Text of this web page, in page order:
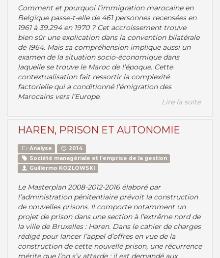
Comment et pourquoi l’immigration marocaine en
Belgique passe-t-elle de 461 personnes recensées en
1961 à 39.294 en 1970 ? Cet accroissement trouve
bien sûr une explication dans la convention bilatérale
de 1964. Mais sa compréhension implique aussi un
examen de la situation socio-économique dans
laquelle se trouve le Maroc de l’époque. Cette
contextualisation fait ressortir la complexité
factorielle qui a conditionné l’émigration des
Marocains vers l’Europe.
Lire la suite
HAREN, PRISON ET AUTONOMIE
Analyse
2014
Société managériale et l’emprise de la gestion
Guillermo KOZLOWSKI
Le Masterplan 2008-2012-2016 élaboré par
l’administration pénitentiaire prévoit la construction
de nouvelles prisons. Il comporte notamment un
projet de prison dans une section à l’extrême nord de
la ville de Bruxelles : Haren. Dans le cahier de charges
rédigé pour lancer l’appel d’offres en vue de la
construction de cette nouvelle prison, une récurrence
mérite que l’on s’y attarde : il est demandé aux